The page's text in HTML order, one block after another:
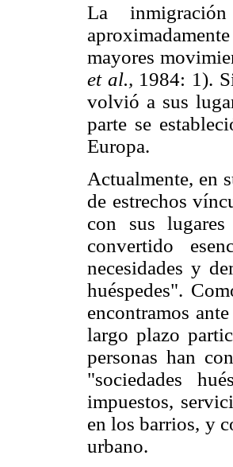
La
mayores
et al., 1984: 1).
volvió a sus
parte se
Europa.
Actualmente, en
de estrechos
con sus
convertido
necesidades y
huéspedes".
encontramos
largo plazo
personas han
"sociedades
impuestos,
en los barrios, y
urbano.